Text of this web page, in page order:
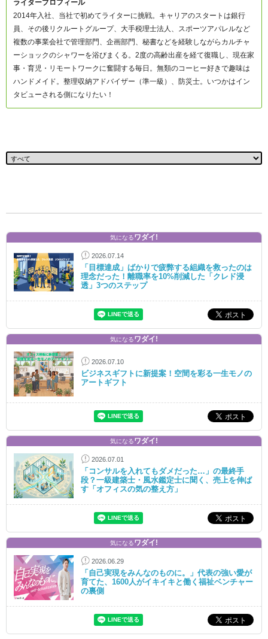
ライタープロフィール
2014年入社、当社で初めてライターに挑戦。キャリアのスタートは銀行
員、その後リクルートグループ、大手税理士法人、スポーツアパレルなど
複数の事業会社で管理部門、企画部門、秘書などを経験しながらカルチャ
ーショックのシャワーを浴びまくる。2度の高齢出産を経て復職し、現在家
事・育児・リモートワークに奮闘する毎日。無類のコーヒー好きで趣味は
ハンドメイド。整理収納アドバイザー（準一級）、防災士。いつかはイン
タビューされる側になりたい！
気になるワダイ!
2026.07.14
「目標達成」ばかりで疲弊する組織を救ったのは
理念だった！離職率を10%削減した「クレド浸
透」3つのステップ
気になるワダイ!
2026.07.10
ビジネスギフトに新提案！空間を彩る一生モノの
アートギフト
気になるワダイ!
2026.07.01
「コンサルを入れてもダメだった…」の最終手
段？一級建築士・風水鑑定士に聞く、売上を伸ば
す「オフィスの気の整え方」
気になるワダイ!
2026.06.29
「自己実現をみんなのものに。」代表の強い愛が
育てた、1600人がイキイキと働く福祉ベンチャー
の裏側